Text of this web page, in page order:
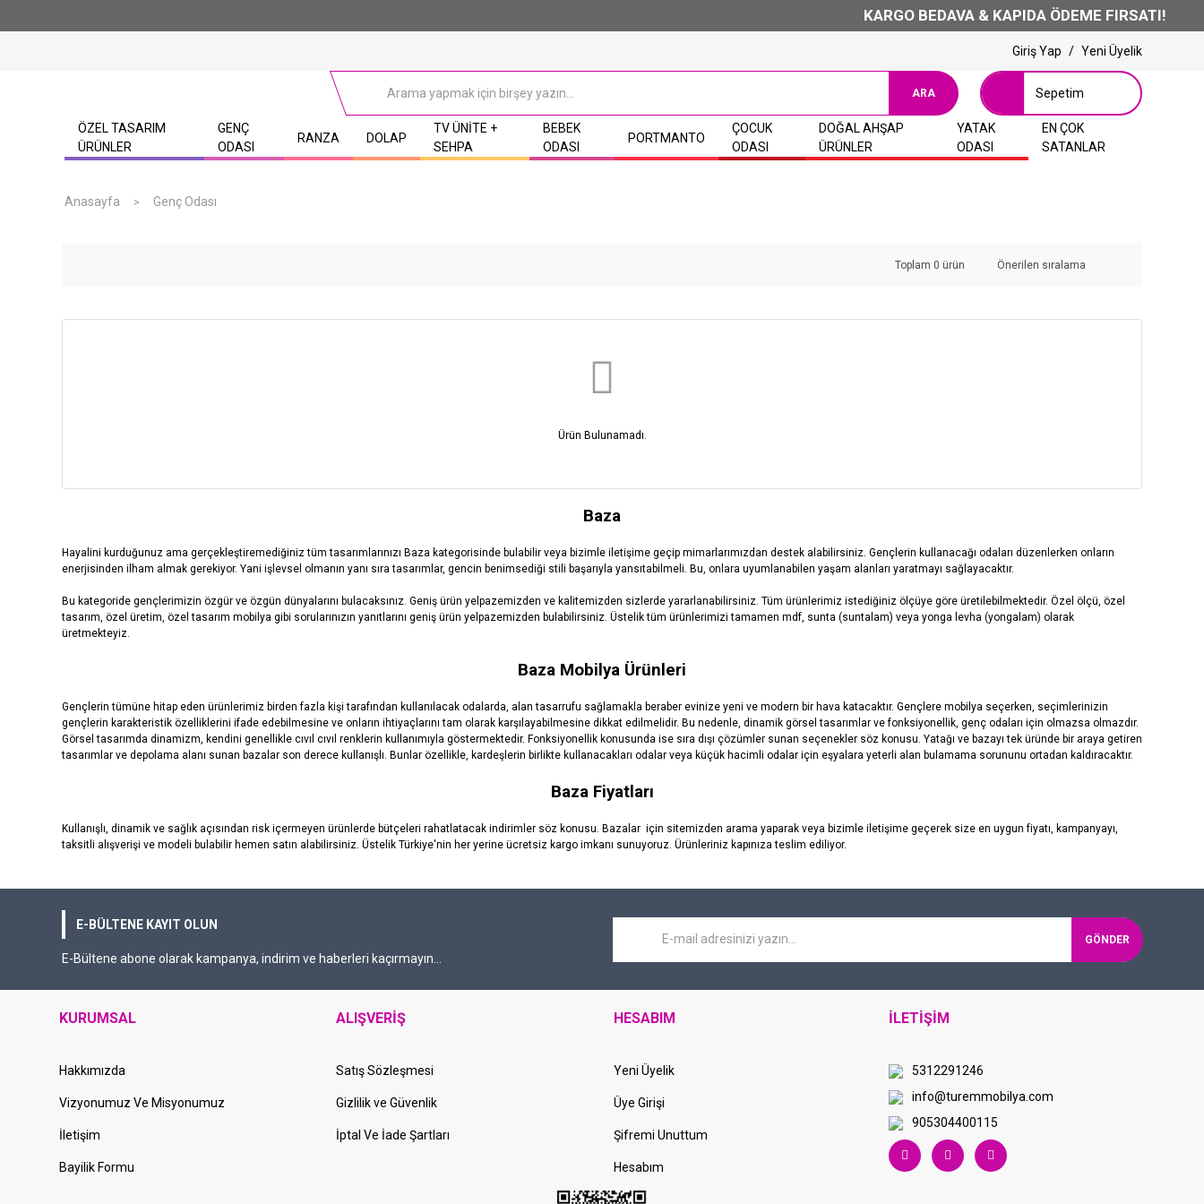
KARGO BEDAVA & KAPIDA ÖDEME FIRSATI!
Giriş Yap / Yeni Üyelik
ARA Sepetim
ÖZEL TASARIM
ÜRÜNLER
GENÇ
ODASI
RANZA DOLAP
TV ÜNITE +
SEHPA
BEBEK
ODASI
PORTMANTO
ÇOCUK
ODASI
DOĞAL AHŞAP
ÜRÜNLER
YATAK
ODASI
EN ÇOK
SATANLAR
Anasayfa Genç Odası
Toplam 0 ürün
Ürün Bulunamadı.
Baza
Hayalini kurduğunuz ama gerçekleştiremediğiniz tüm tasarımlarınızı Baza kategorisinde bulabilir veya bizimle iletişime geçip mimarlarımızdan destek alabilirsiniz. Gençlerin kullanacağı odaları düzenlerken onların
enerjisinden ilham almak gerekiyor. Yani işlevsel olmanın yanı sıra tasarımlar, gencin benimsediği stili başarıyla yansıtabilmeli. Bu, onlara uyumlanabilen yaşam alanları yaratmayı sağlayacaktır.
Bu kategoride gençlerimizin özgür ve özgün dünyalarını bulacaksınız. Geniş ürün yelpazemizden ve kalitemizden sizlerde yararlanabilirsiniz. Tüm ürünlerimiz istediğiniz ölçüye göre üretilebilmektedir. Özel ölçü, özel
tasarım, özel üretim, özel tasarım mobilya gibi sorularınızın yanıtlarını geniş ürün yelpazemizden bulabilirsiniz. Üstelik tüm ürünlerimizi tamamen mdf, sunta (suntalam) veya yonga levha (yongalam) olarak
üretmekteyiz.
Baza Mobilya Ürünleri
Gençlerin tümüne hitap eden ürünlerimiz birden fazla kişi tarafından kullanılacak odalarda, alan tasarrufu sağlamakla beraber evinize yeni ve modern bir hava katacaktır. Gençlere mobilya seçerken, seçimlerinizin
gençlerin karakteristik özelliklerini ifade edebilmesine ve onların ihtiyaçlarını tam olarak karşılayabilmesine dikkat edilmelidir. Bu nedenle, dinamik görsel tasarımlar ve fonksiyonellik, genç odaları için olmazsa olmazdır.
Görsel tasarımda dinamizm, kendini genellikle cıvıl cıvıl renklerin kullanımıyla göstermektedir. Fonksiyonellik konusunda ise sıra dışı çözümler sunan seçenekler söz konusu. Yatağı ve bazayı tek üründe bir araya getiren
tasarımlar ve depolama alanı sunan bazalar son derece kullanışlı. Bunlar özellikle, kardeşlerin birlikte kullanacakları odalar veya küçük hacimli odalar için eşyalara yeterli alan bulamama sorununu ortadan kaldıracaktır.
Baza Fiyatları
Kullanışlı, dinamik ve sağlık açısından risk içermeyen ürünlerde bütçeleri rahatlatacak indirimler söz konusu. Bazalar için sitemizden arama yaparak veya bizimle iletişime geçerek size en uygun fiyatı, kampanyayı,
taksitli alışverişi ve modeli bulabilir hemen satın alabilirsiniz. Üstelik Türkiye'nin her yerine ücretsiz kargo imkanı sunuyoruz. Ürünleriniz kapınıza teslim ediliyor.
E-BÜLTENE KAYIT OLUN
E-Bültene abone olarak kampanya, indirim ve haberleri kaçırmayın...
GÖNDER
KURUMSAL
Hakkımızda
Vizyonumuz Ve Misyonumuz
İletişim
Bayilik Formu
ALIŞVERİŞ
Satış Sözleşmesi
Gizlilik ve Güvenlik
İptal Ve İade Şartları
HESABIM
Yeni Üyelik
Üye Girişi
Şifremi Unuttum
Hesabım
İLETİŞİM
5312291246
info@turemmobilya.com
905304400115